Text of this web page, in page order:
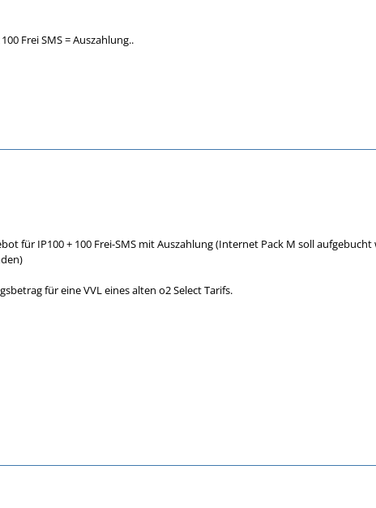
Frei SMS = Auszahlung..
für IP100 + 100 Frei-SMS mit Auszahlung (Internet Pack M soll
für eine VVL eines alten o2 Select Tarifs.